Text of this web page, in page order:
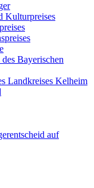
Kulturpreises
Bayerischen
Landkreises Kelheim
auf